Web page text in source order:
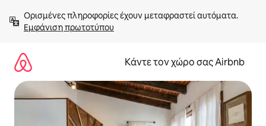
στο
περιεχόμενοΕμφάνιση πρωτοτύπου
Κάντε τον χώρο σας Airbnb